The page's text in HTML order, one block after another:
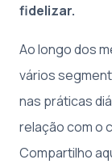
fidelizar.
Ao longo dos
vários
nas práticas
relação com o
Compartilho